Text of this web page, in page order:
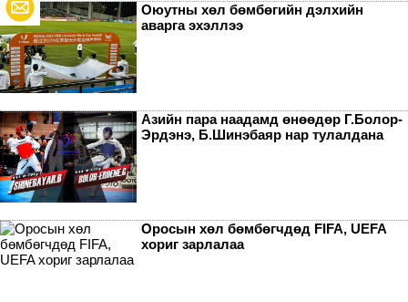
Оюутны хөл бөмбөгийн дэлхийн
аварга эхэллээ
Азийн пара наадамд өнөөдөр Г.Болор-
Эрдэнэ, Б.Шинэбаяр нар тулалдана
Оросын хөл бөмбөгчдөд FIFA, UEFA
хориг зарлалаа